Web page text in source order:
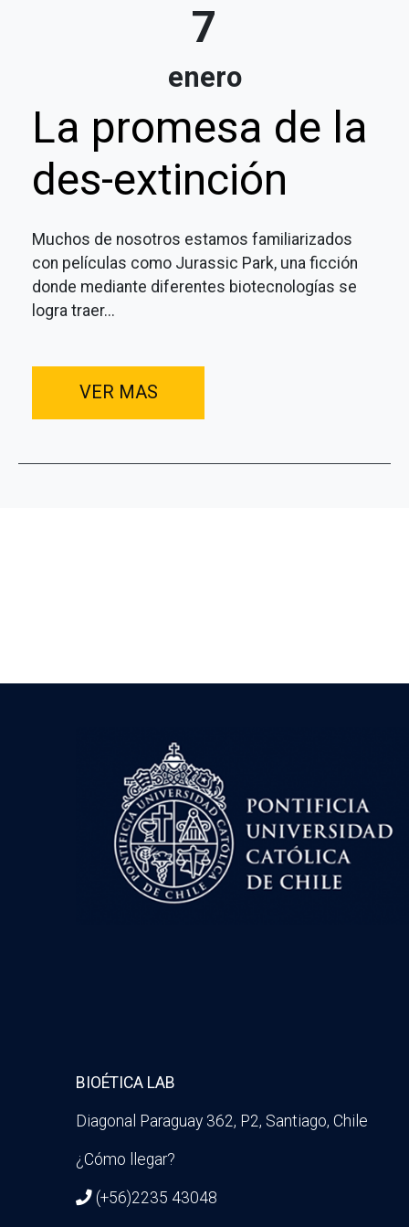
7
enero
La promesa de la
des-extinción
Muchos de nosotros estamos familiarizados
con películas como Jurassic Park, una ficción
donde mediante diferentes biotecnologías se
logra traer...
VER MAS
BIOÉTICA LAB
Diagonal Paraguay 362, P2, Santiago, Chile
¿Cómo llegar?
(+56)2235 43048